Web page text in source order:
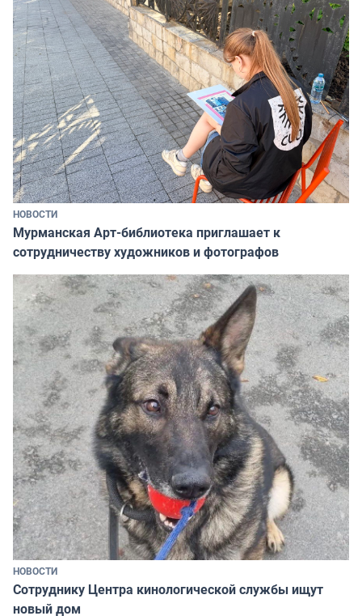
НОВОСТИ
Мурманская Арт-библиотека приглашает к
сотрудничеству художников и фотографов
НОВОСТИ
Сотруднику Центра кинологической службы ищут
новый дом